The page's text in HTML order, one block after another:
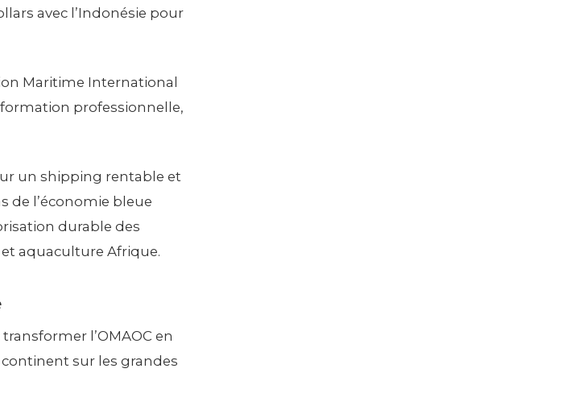
avec l’Indonésie pour
Maritime International
formation professionnelle,
un shipping rentable et
de l’économie bleue
durable des
aquaculture Afrique.
l’OMAOC en
sur les grandes